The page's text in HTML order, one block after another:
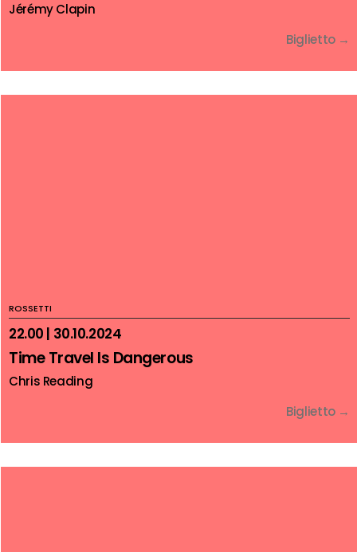
Jérémy Clapin
Biglietto →
ROSSETTI
22.00 | 30.10.2024
Time Travel Is Dangerous
Chris Reading
Biglietto →